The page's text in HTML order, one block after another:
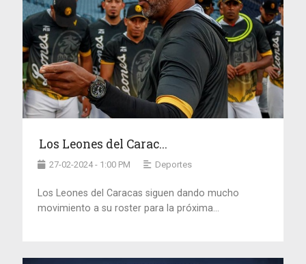
Los Leones del Carac...
27-02-2024 - 1:00 PM Deportes
Los Leones del Caracas siguen dando mucho
movimiento a su roster para la próxima...